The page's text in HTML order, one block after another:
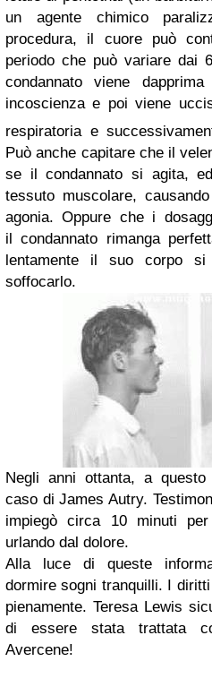
un agente chimico
procedura, il cuore può
periodo che può variare dai
condannato viene
incoscienza e poi viene
respiratoria e
Può anche capitare che il
se il condannato si agita,
tessuto muscolare,
agonia. Oppure che i
il condannato rimanga
lentamente il suo corpo
soffocarlo.
Negli anni ottanta, a
caso di James Autry.
impiegò circa 10 minuti
urlando dal dolore.
Alla luce di queste
dormire sogni tranquilli. I
pienamente. Teresa Lewis
di essere stata trattata
Avercene!